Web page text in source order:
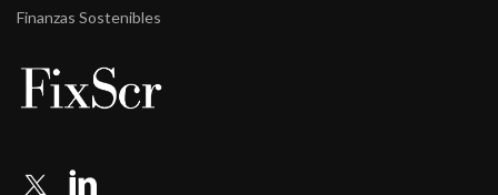
-Fitch Argentina confirma la categoría A2(arg) para el
Endeudamiento de Cort ...
Corto Plazo d ...
Finanzas Sostenibles